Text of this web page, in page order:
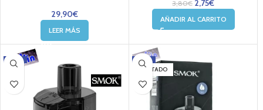
29,90€
LEER MÁS
3,80€ 2,75€
AÑADIR AL CARRITO
-11%
-11%
AGOTADO